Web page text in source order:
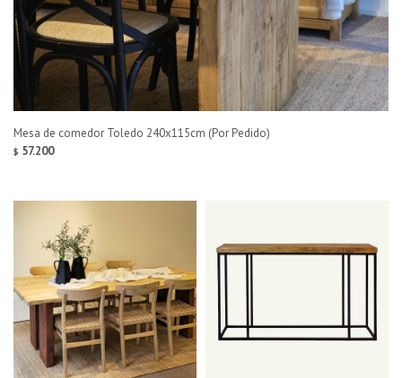
Mesa de comedor Toledo 240x115cm (Por Pedido)
$ 57.200